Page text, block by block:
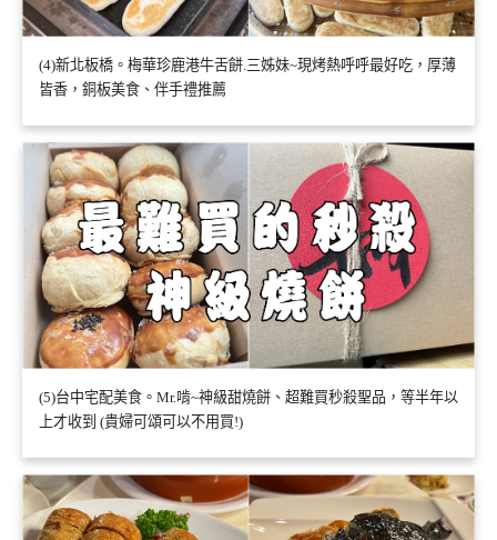
(4)新北板橋。梅華珍鹿港牛舌餅.三姊妹~現烤熱呼呼最好吃，厚薄
皆香，銅板美食、伴手禮推薦
(5)台中宅配美食。Mr.啃~神級甜燒餅、超難買秒殺聖品，等半年以
上才收到 (貴婦可頌可以不用買!)